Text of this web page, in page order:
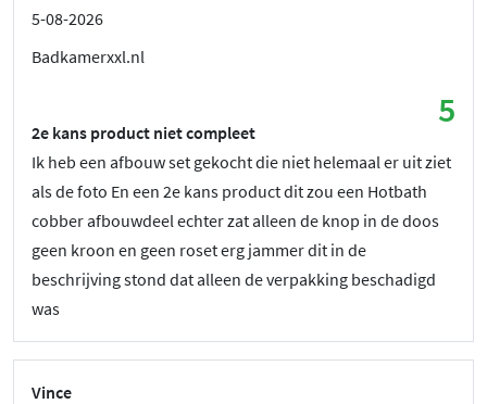
5-08-2026
Badkamerxxl.nl
5
2e kans product niet compleet
Ik heb een afbouw set gekocht die niet helemaal er uit ziet
als de foto En een 2e kans product dit zou een Hotbath
cobber afbouwdeel echter zat alleen de knop in de doos
geen kroon en geen roset erg jammer dit in de
beschrijving stond dat alleen de verpakking beschadigd
was
Vince